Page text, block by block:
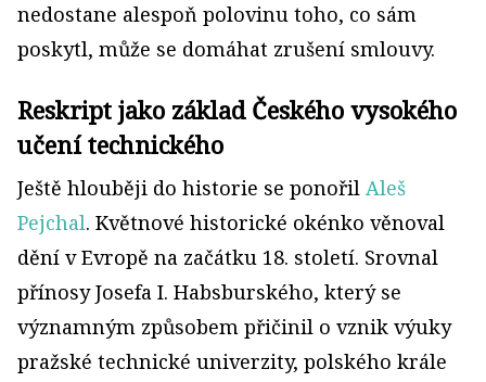
nedostane alespoň polovinu toho, co sám
poskytl, může se domáhat zrušení smlouvy.
Reskript jako základ Českého vysokého
učení technického
Ještě hlouběji do historie se ponořil Aleš
Pejchal. Květnové historické okénko věnoval
dění v Evropě na začátku 18. století. Srovnal
přínosy Josefa I. Habsburského, který se
významným způsobem přičinil o vznik výuky
pražské technické univerzity, polského krále